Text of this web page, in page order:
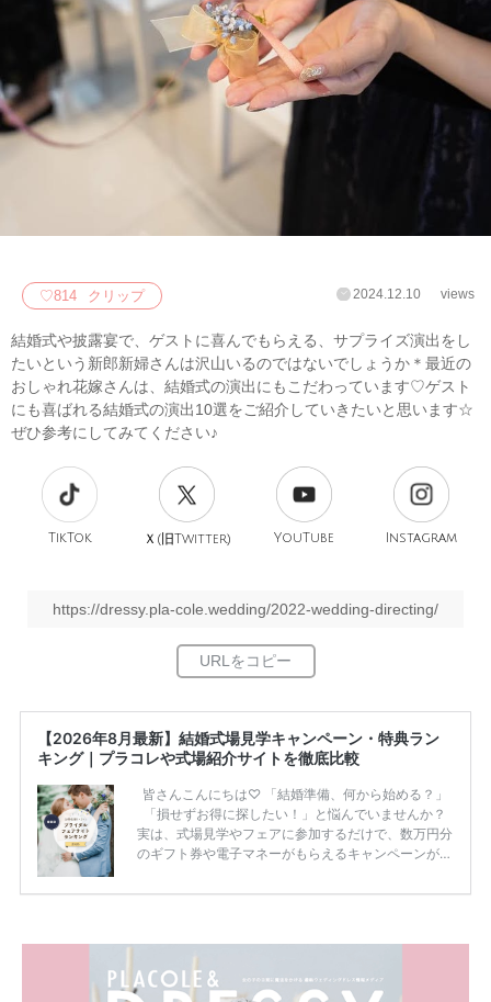
♡814 クリップ 2024.12.10 views
結婚式や披露宴で、ゲストに喜んでもらえる、サプライズ演出をし
たいという新郎新婦さんは沢山いるのではないでしょうか＊最近の
おしゃれ花嫁さんは、結婚式の演出にもこだわっています♡ゲスト
にも喜ばれる結婚式の演出10選をご紹介していきたいと思います☆
ぜひ参考にしてみてください♪
TikTok Ｘ(旧Twitter) YouTube Instagram
https://dressy.pla-cole.wedding/2022-wedding-directing/
【2026年8月最新】結婚式場見学キャンペーン・特典ラン
キング｜プラコレや式場紹介サイトを徹底比較
皆さんこんにちは♡ 「結婚準備、何から始める？」
「損せずお得に探したい！」と悩んでいませんか？
実は、式場見学やフェアに参加するだけで、数万円分
のギフト券や電子マネーがもらえるキャンペーンがあ
ため、比較せずに選ぶと損をしてしまうことも……。
内容：特典金額・条件・応募方法・注意点 「どこが
一番お得？」「プラコレの特典は？」といった疑問も